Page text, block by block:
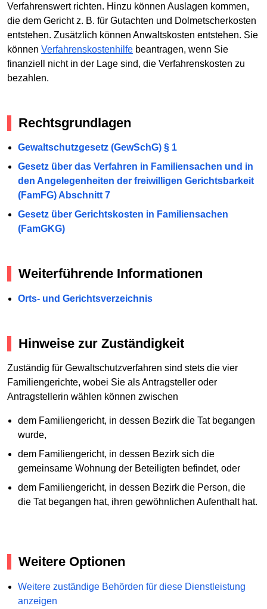
Verfahrenswert richten. Hinzu können Auslagen kommen,
die dem Gericht z. B. für Gutachten und Dolmetscherkosten
entstehen. Zusätzlich können Anwaltskosten entstehen. Sie
können Verfahrenskostenhilfe beantragen, wenn Sie
finanziell nicht in der Lage sind, die Verfahrenskosten zu
bezahlen.
Rechtsgrundlagen
Gewaltschutzgesetz (GewSchG) § 1
Gesetz über das Verfahren in Familiensachen und in
den Angelegenheiten der freiwilligen Gerichtsbarkeit
(FamFG) Abschnitt 7
Gesetz über Gerichtskosten in Familiensachen
(FamGKG)
Weiterführende Informationen
Orts- und Gerichtsverzeichnis
Hinweise zur Zuständigkeit
Zuständig für Gewaltschutzverfahren sind stets die vier
Familiengerichte, wobei Sie als Antragsteller oder
Antragstellerin wählen können zwischen
dem Familiengericht, in dessen Bezirk die Tat begangen
wurde,
dem Familiengericht, in dessen Bezirk sich die
gemeinsame Wohnung der Beteiligten befindet, oder
dem Familiengericht, in dessen Bezirk die Person, die
die Tat begangen hat, ihren gewöhnlichen Aufenthalt hat.
Weitere Optionen
Weitere zuständige Behörden für diese Dienstleistung
anzeigen